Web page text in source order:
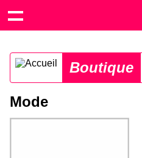
Boutique
Mode